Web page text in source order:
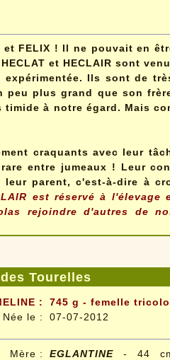
FELIX ! Il ne pouvait en
et HECLAIR sont
Ils sont de
peu plus grand que son
à notre égard. Mais
craquants avec leur
entre jumeaux ! Leur
parent, c'est-à-dire à
est réservé à
rejoindre d'autres de
Tourelles
:
Née le :
745 g - femelle
07-07-2012
Mère : EGLANTINE - 44